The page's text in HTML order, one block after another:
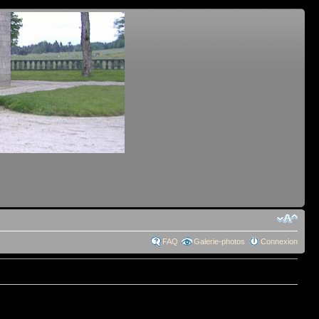
FAQ Galerie-photos Connexion